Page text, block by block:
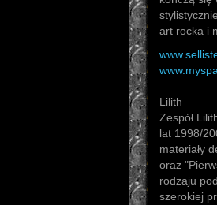
art rocka i
Lilith
Zespół
lat 1998/
materiały
oraz
rodzaju
szerokiej